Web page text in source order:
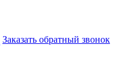
Заказать обратный звонок